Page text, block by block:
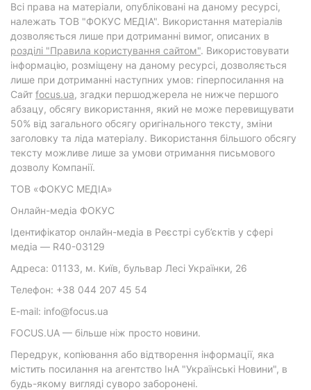
Всі права на матеріали, опубліковані на даному ресурсі,
належать ТОВ "ФОКУС МЕДІА". Використання матеріалів
дозволяється лише при дотриманні вимог, описаних в
розділі "Правила користування сайтом". Використовувати
інформацію, розміщену на даному ресурсі, дозволяється
лише при дотриманні наступних умов: гіперпосилання на
Cайт focus.ua, згадки першоджерела не нижче першого
абзацу, обсягу використання, який не може перевищувати
50% від загального обсягу оригінального тексту, зміни
заголовку та ліда матеріалу. Використання більшого обсягу
тексту можливе лише за умови отримання письмового
дозволу Компанії.
ТОВ «ФОКУС МЕДІА»
Онлайн-медіа ФОКУС
Ідентифікатор онлайн-медіа в Реєстрі суб’єктів у сфері
медіа — R40-03129
Адреса: 01133, м. Київ, бульвар Лесі Українки, 26
Телефон: +38 044 207 45 54
E-mail: info@focus.ua
FOCUS.UA — більше ніж просто новини.
Передрук, копіювання або відтворення інформації, яка
містить посилання на агентство ІнА "Українські Новини", в
будь-якому вигляді суворо заборонені.